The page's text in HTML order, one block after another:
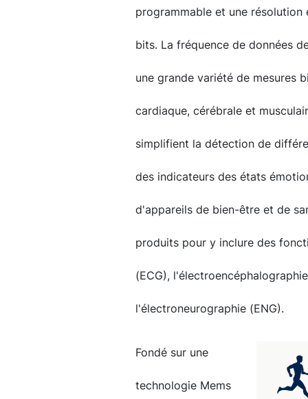
programmable et une résolution
bits. La fréquence de données
une grande variété de mesures
cardiaque, cérébrale et
simplifient la détection de
des indicateurs des états
d'appareils de bien-être et de
produits pour y inclure des
(ECG),
l'électroneurographie (ENG).
Fondé sur une
technologie Mems